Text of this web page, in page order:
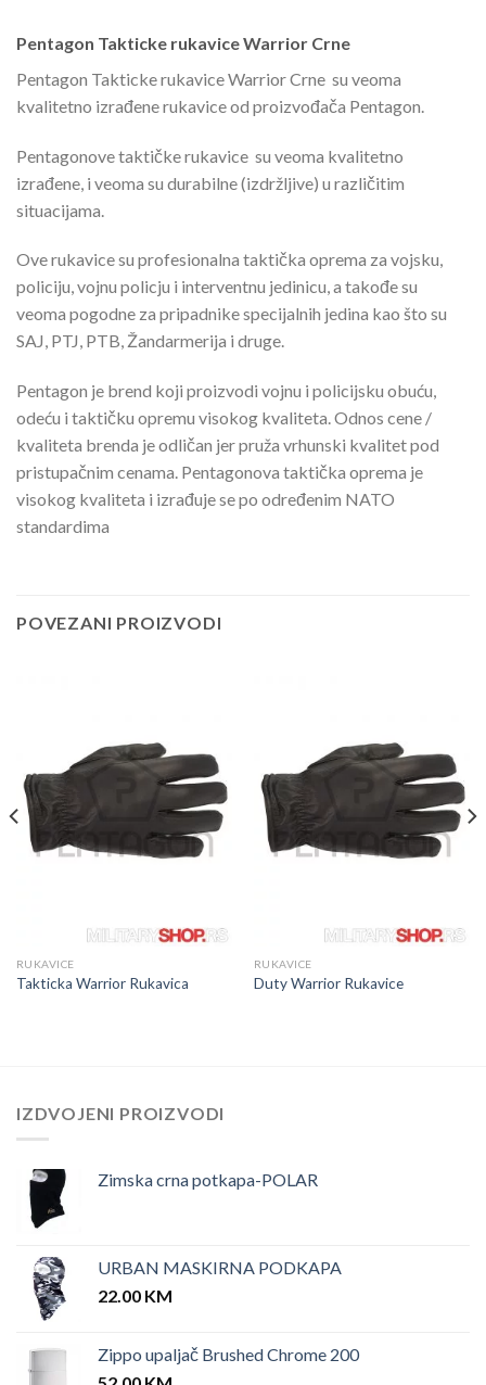
Pentagon Takticke rukavice Warrior Crne
Pentagon Takticke rukavice Warrior Crne su veoma
kvalitetno izrađene rukavice od proizvođača Pentagon.
Pentagonove taktičke rukavice su veoma kvalitetno
izrađene, i veoma su durabilne (izdržljive) u različitim
situacijama.
Ove rukavice su profesionalna taktička oprema za vojsku,
policiju, vojnu policju i interventnu jedinicu, a takođe su
veoma pogodne za pripadnike specijalnih jedina kao što su
SAJ, PTJ, PTB, Žandarmerija i druge.
Pentagon je brend koji proizvodi vojnu i policijsku obuću,
odeću i taktičku opremu visokog kvaliteta. Odnos cene /
kvaliteta brenda je odličan jer pruža vrhunski kvalitet pod
pristupačnim cenama. Pentagonova taktička oprema je
visokog kvaliteta i izrađuje se po određenim NATO
standardima
POVEZANI PROIZVODI
RUKAVICE
Takticka Warrior Rukavica
RUKAVICE
Duty Warrior Rukavice
IZDVOJENI PROIZVODI
Zimska crna potkapa-POLAR
URBAN MASKIRNA PODKAPA
22.00 KM
Zippo upaljač Brushed Chrome 200